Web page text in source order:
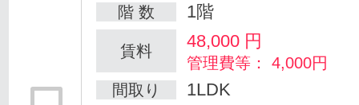
階 数 1階
賃料 48,000 円
管理費等： 4,000円
間取り
1LDK